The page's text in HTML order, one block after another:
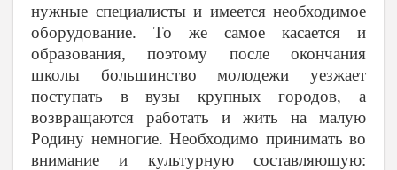
нужные специалисты и имеется необходимое
оборудование. То же самое касается и
образования, поэтому после окончания
школы большинство молодежи уезжает
поступать в вузы крупных городов, а
возвращаются работать и жить на малую
Родину немногие. Необходимо принимать во
внимание и культурную составляющую: